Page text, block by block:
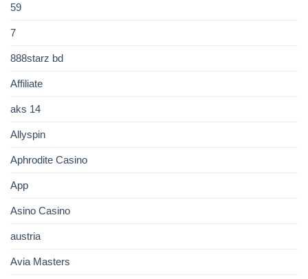
59
7
888starz bd
Affiliate
aks 14
Allyspin
Aphrodite Casino
App
Asino Casino
austria
Avia Masters